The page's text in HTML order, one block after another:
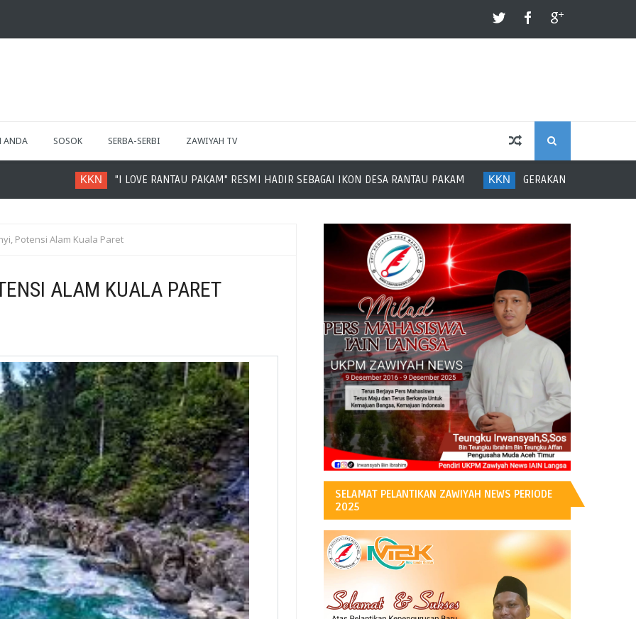
ANDA SOSOK SERBA-SERBI ZAWIYAH TV
E
R
C
H
"I LOVE RANTAU PAKAM" RESMI HADIR SEBAGAI IKON DESA RANTAU PAKAM KKN GERAKAN SEHAT PERERAT KEBERSAMAAN
Potensi Alam Kuala Paret
ALAM KUALA PARET
SELAMAT PELANTIKAN ZAWIYAH NEWS PERIODE
2025